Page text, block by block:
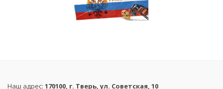
Наш адрес: 170100, г. Тверь, ул. Советская, 10